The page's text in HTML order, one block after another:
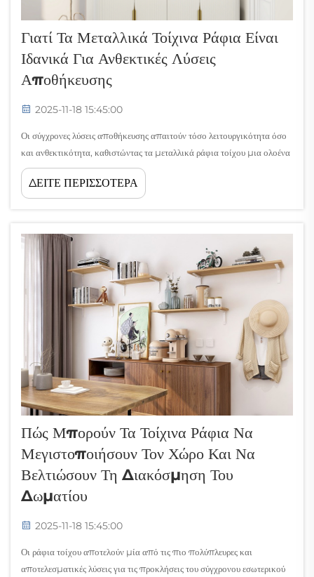
Γιατί Τα Μεταλλικά Τοίχινα Ράφια Είναι
Ιδανικά Για Ανθεκτικές Λύσεις
Αποθήκευσης
2025-11-18 15:45:00
Οι σύγχρονες λύσεις αποθήκευσης απαιτούν τόσο λειτουργικότητα όσο
και ανθεκτικότητα, καθιστώντας τα μεταλλικά ράφια τοίχου μια ολοένα
και πιο δημοφιλή επιλογή για οικιακές, εμπορικές και βιομηχανικές
εφαρμογές. Σε αντίθεση με τις παραδοσιακές εναλλακτικές λύσεις από
ΔΕΙΤΕ ΠΕΡΙΣΣΟΤΕΡΑ
Πώς Μπορούν Τα Τοίχινα Ράφια Να
Μεγιστοποιήσουν Τον Χώρο Και Να
Βελτιώσουν Τη Διακόσμηση Του
Δωματίου
2025-11-18 15:45:00
Οι ράφια τοίχου αποτελούν μία από τις πιο πολύπλευρες και
αποτελεσματικές λύσεις για τις προκλήσεις του σύγχρονου εσωτερικού